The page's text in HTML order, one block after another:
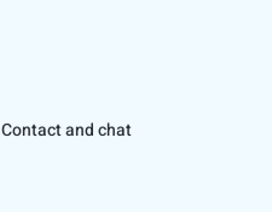
Contact and chat